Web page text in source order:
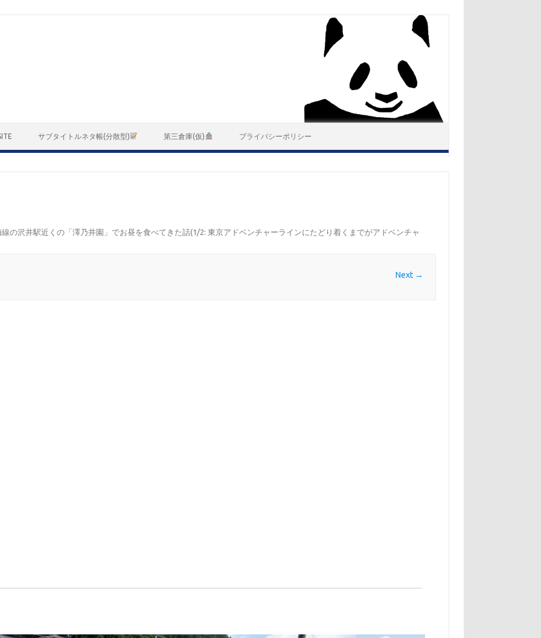
サブタイトルネタ帳(分散型) 第三倉庫(仮) プライバシーポリシー
線の沢井駅近くの「澤乃井園」でお昼を食べてきた話(1/2: 東京アドベンチャーラインにたどり着くまでがアドベンチャ
Next →